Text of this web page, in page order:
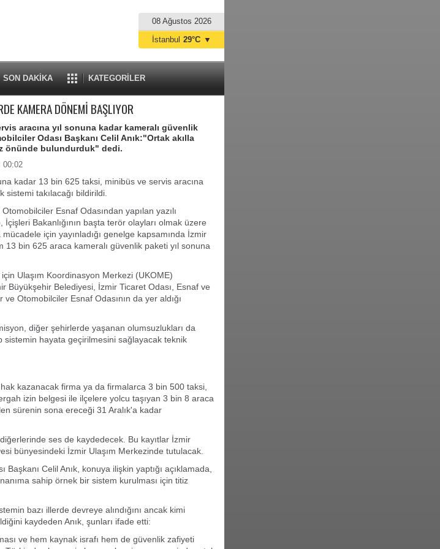
08 Ağustos 2026
SON DAKİKA KATEGORİLER
İstanbul 29°C ▼
KAMERA DÖNEMİ BAŞLIYOR
aracına yıl sonuna kadar kameralı güvenlik
Odası Başkanı Celil Anık:"Ortak akılla
önünde bulundurduk" dedi.
00:02
kadar 13 bin 625 taksi, minibüs ve servis aracına
sistemi takılacağı bildirildi.
Esnaf Odasından yapılan yazılı
İçişleri Bakanlığının başta terör olayları olmak üzere
için yayınladığı genelge kapsamında İzmir
13 bin 625 araca kameralı güvenlik paketi yıl sonuna
Ulaşım Koordinasyon Merkezi (UKOME)
Büyükşehir Belediyesi, İzmir Ticaret Odası, Esnaf ve
Otomobilciler Esnaf Odasının da yer aldığı
diğer şehirlerde yaşanan olumsuzlukları da
hayata geçirilmesini sağlayacak teknik
kazanacak firma ya da firmalarca 3 bin 500 taksi,
izin belgesi ile ilçelere yolcu taşıyan 3 bin 8 araca
sürenin sona ereceği 31 Aralık'a kadar
ses de kaydedecek. Bu kayıtlar İzmir
bünyesindeki İzmir Ulaşım Merkezinde tutulacak.
Celil Anık, konuya ilişkin yaptığı açıklamada,
sahip örnek bir sistem kurulması için titiz
bazı illerde devreye alındığını ancak kimi
kaydeden Anık, şunları ifade etti:
ve hem kaynak israfı hem de güvenlik zafiyeti